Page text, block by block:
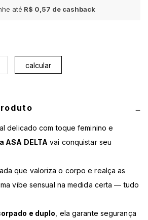
até R$ 0,57 de cashback
calcular
delicado com toque feminino e
ASA DELTA vai conquistar seu
que valoriza o corpo e realça as
vibe sensual na medida certa — tudo
e duplo , ela garante segurança